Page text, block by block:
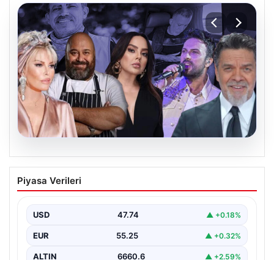
06.08.2026
MASAK’tan Ahbap Derneği raporu.
Hangi ünlü ne kadar bağış yaptı?
Bağışları ve Paranın Akibeti", "content": "Son dönemde
kamuoyunun…
Piyasa Verileri
USD 47.74 ▲ +0.18%
EUR 55.25 ▲ +0.32%
ALTIN 6660.6 ▲ +2.59%